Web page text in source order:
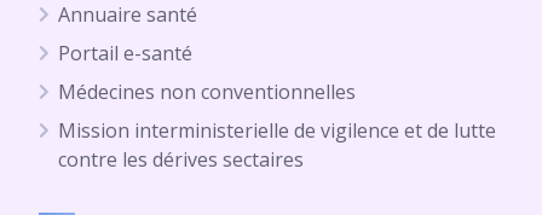
Annuaire santé
Portail e-santé
Médecines non conventionnelles
Mission interministerielle de vigilence et de lutte
contre les dérives sectaires